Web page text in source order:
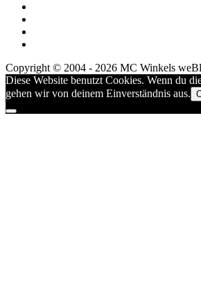
Copyright © 2004 - 2026 MC Winkels
Diese Website benutzt Cookies. Wenn du
gehen wir von deinem Einverständnis aus.